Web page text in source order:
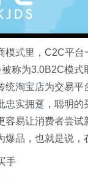
模式里，C2C平
称为3.0B2C模
统淘宝店为交易
忠实拥趸，聪明
容易让消费者尝
爆品，也就是说，
手